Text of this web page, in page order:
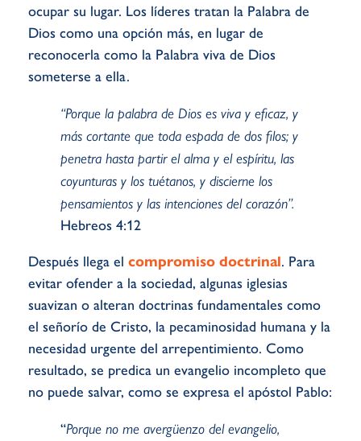
ocupar su lugar. Los líderes tratan la Palabra de
Dios como una opción más, en lugar de
reconocerla como la Palabra viva de Dios
someterse a ella.
“Porque la palabra de Dios es viva y eficaz, y
más cortante que toda espada de dos filos; y
penetra hasta partir el alma y el espíritu, las
coyunturas y los tuétanos, y discierne los
pensamientos y las intenciones del corazón”.
Hebreos 4:12
Después llega el compromiso doctrinal. Para
evitar ofender a la sociedad, algunas iglesias
suavizan o alteran doctrinas fundamentales como
el señorío de Cristo, la pecaminosidad humana y la
necesidad urgente del arrepentimiento. Como
resultado, se predica un evangelio incompleto que
no puede salvar, como se expresa el apóstol Pablo:
“Porque no me avergüenzo del evangelio,